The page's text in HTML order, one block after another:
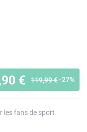
€ 119,99 €-27%
les fans de sport